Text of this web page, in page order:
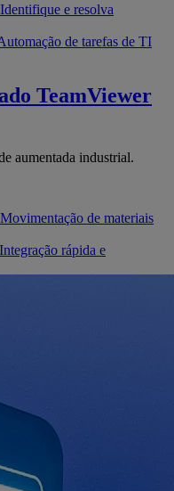
Identifique e resolva
de tarefas de TI
TeamViewer
aumentada industrial.
Movimentação de materiais
Integração rápida e